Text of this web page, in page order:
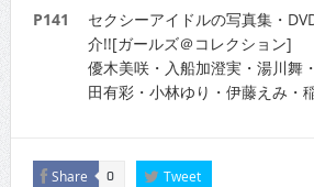
P141
セクシーアイドルの写真集・
介!![ガールズ＠コレクション]
優木美咲・入船加澄実・湯川舞
田有彩・小林ゆり・伊藤えみ・
Share 0 Tweet